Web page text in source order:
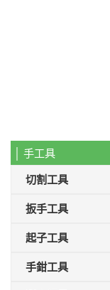
│ 手工具
切割工具
扳手工具
起子工具
手鉗工具